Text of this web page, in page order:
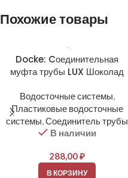
Похожие товары
Docke: Cоединительная
муфта трубы LUX Шоколад
Водосточные системы
Пластиковые водосточные
системы Соединитель трубы
В наличии
288,00₽
В КОРЗИНУ